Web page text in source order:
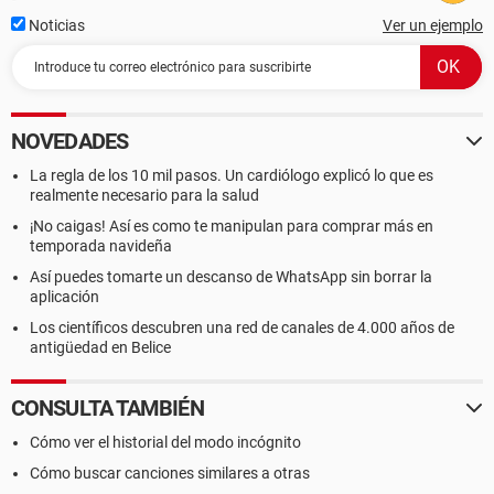
WARNING: OS requirements not met for {C0AA232E-BD1B-
WARNING: Display requirements not met for {CD29B5CA-
4727-4114-9AD9-25CCCE6E4014}
WARNING: OS requirements not met for {CD29B5CA-4727-
4114-9AD9-25CCCE6E4014}
WARNING: Display requirements not met for {DE5DE662-
2ECB-4D93-967B-221FBCC8A736}
Noticias Ver un ejemplo
NOVEDADES
La regla de los 10 mil pasos. Un cardiólogo explicó lo que es
realmente necesario para la salud
¡No caigas! Así es como te manipulan para comprar más en
temporada navideña
Así puedes tomarte un descanso de WhatsApp sin borrar la
aplicación
Los científicos descubren una red de canales de 4.000 años de
antigüedad en Belice
CONSULTA TAMBIÉN
Cómo ver el historial del modo incógnito
Cómo buscar canciones similares a otras